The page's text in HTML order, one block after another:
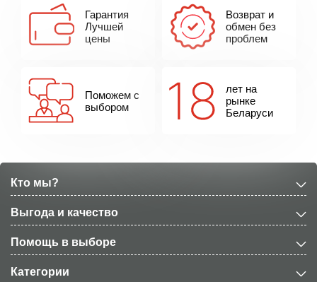
Гарантия
Лучшей
цены
Возврат и
обмен без
проблем
Поможем с
выбором
лет на
рынке
Беларуси
Кто мы?
Выгода и качество
Помощь в выборе
Категории